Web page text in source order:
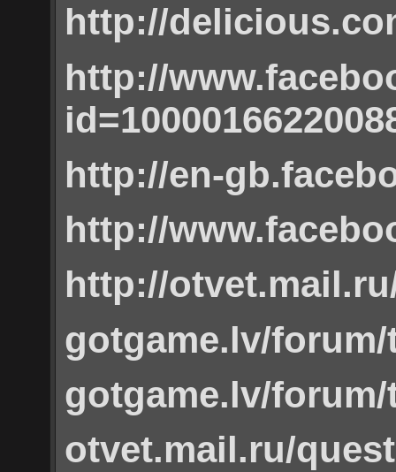
http://
http://
http://en-
http://
http://
gotgame.lv/
gotgame.lv/
otvet.mail.ru/